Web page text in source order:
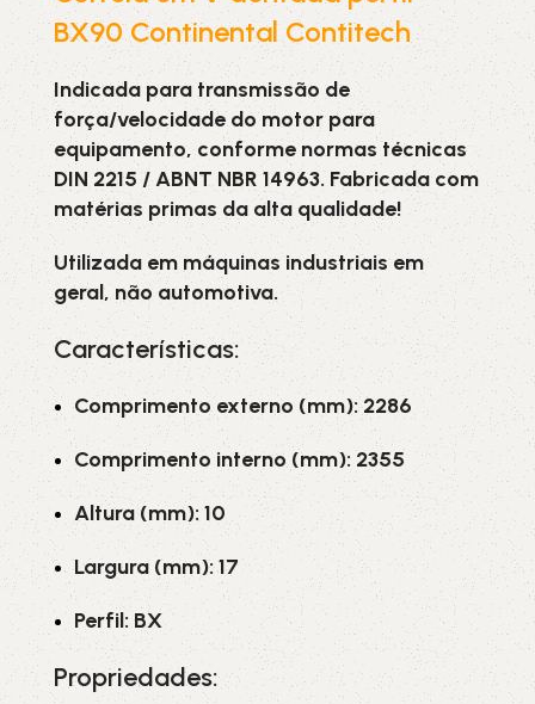
BX90 Continental Contitech
Indicada para transmissão de
força/velocidade do motor para
equipamento, conforme normas técnicas
DIN 2215 / ABNT NBR 14963. Fabricada com
matérias primas da alta qualidade!
Utilizada em máquinas industriais em
geral, não automotiva.
Características:
Comprimento externo (mm): 2286
Comprimento interno (mm): 2355
Altura (mm): 10
Largura (mm): 17
Perfil: BX
Propriedades: